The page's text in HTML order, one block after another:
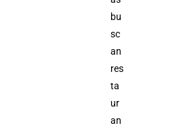
bu
sc
an
res
ta
ur
an